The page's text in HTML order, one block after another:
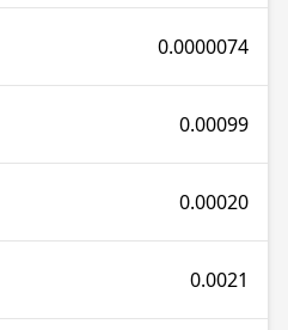
0.0000074
0.00099
0.00020
0.0021